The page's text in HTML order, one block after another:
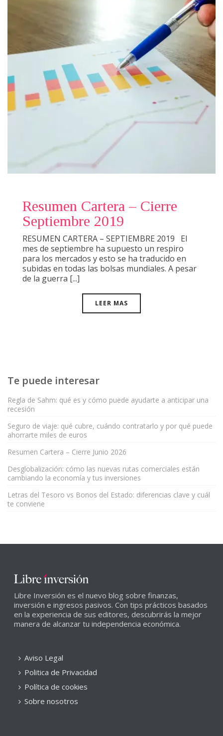
Resumen Cartera – Cierre
Septiembre 2019
RESUMEN CARTERA – SEPTIEMBRE 2019 El
mes de septiembre ha supuesto un respiro
para los mercados y esto se ha traducido en
subidas en todas las bolsas mundiales. A pesar
de la guerra [...]
LEER MAS
Te puede interesar
Regla de Sahm: qué es y cómo puede ayudarte a anticipar una
recesión
Seguro de viaje: qué cubre, cuándo contratarlo y por qué puede
ahorrarte miles de euros
Resumen Cartera – Cierre Junio 2026
Desglobalización: cómo las nuevas rutas comerciales están
cambiando la economía y tus inversiones
Letras del Tesoro vs Bonos del Estado: diferencias clave y cuál
te conviene
Libre Inversión es el nuevo blog sobre finanzas,
inversión e ingresos pasivos. Con tips prácticos basados
en la experiencia de sus editores, descubrirás la mejor
manera de alcanzar tu independencia económica.
Aviso Legal
Politica de Privacidad
Política de cookies
Sobre nosotros